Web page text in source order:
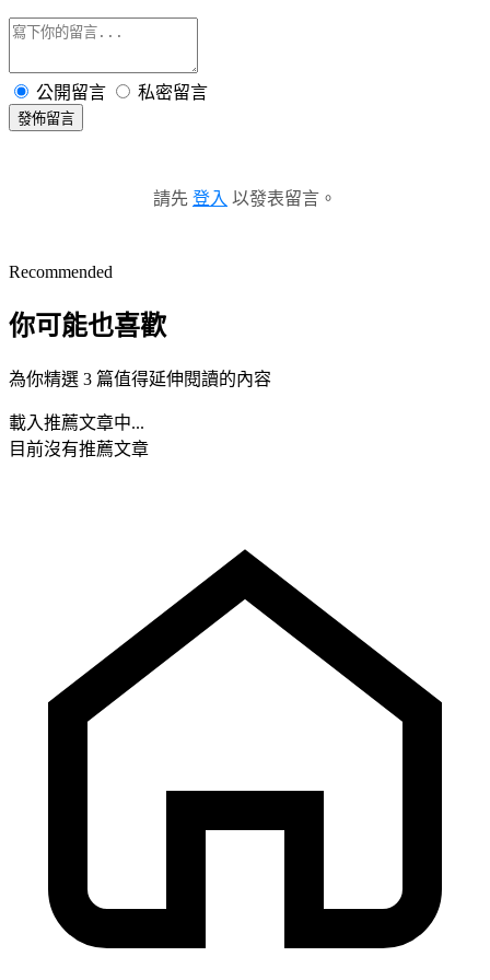
公開留言 私密留言
發佈留言
請先 登入 以發表留言。
Recommended
你可能也喜歡
為你精選 3 篇值得延伸閱讀的內容
載入推薦文章中...
目前沒有推薦文章